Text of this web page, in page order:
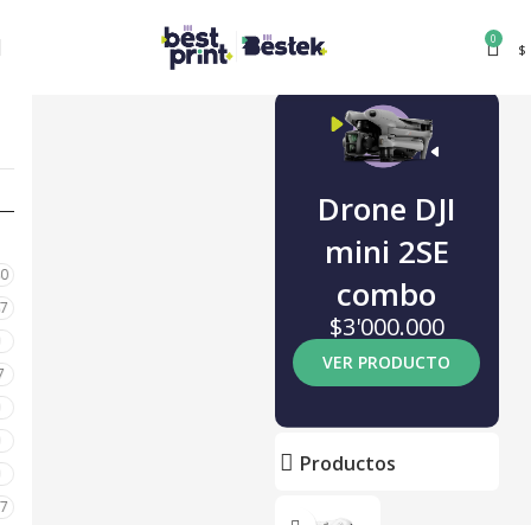
0
$
Drone DJI
mini 2SE
combo
$3'000.000
VER PRODUCTO
Productos